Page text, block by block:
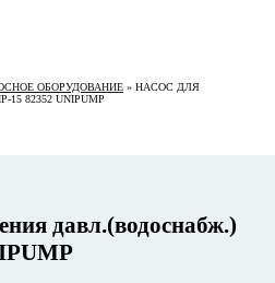
ОБОРУДОВАНИЕ » НАСОС ДЛЯ
82352 UNIPUMP
давл.(водоснабж.)